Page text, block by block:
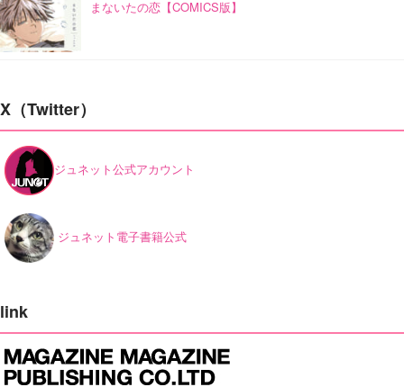
まないたの恋【COMICS版】
X（Twitter）
ジュネット公式アカウント
ジュネット電子書籍公式
link